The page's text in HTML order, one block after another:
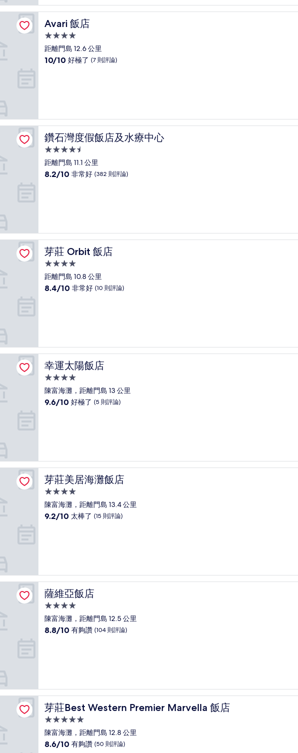
極
(363
則
評
論)
Avari 飯店
Avari 飯店
4.0
星
級
距離門島 12.6 公里
10.0
極
了，
(7
則
評
論)
10/10 好極了 (7 則評論)
鑽石灣度假飯店及水療中心
鑽石灣度假飯店及水療中心
4.5
星
級
距離門島 11.1 公里
8.2
常
好，
(382
則
評
論)
8.2/10 非常好 (382 則評論)
芽莊 Orbit 飯店
芽莊 Orbit 飯店
4.0
星
級
距離門島 10.8 公里
8.4
常
好，
(10
則
評
論)
8.4/10 非常好 (10 則評論)
幸運太陽飯店
幸運太陽飯店
4.0
星
級
陳富海灘，距離門島 13 公里
9.6
極
了，
(5
則
評
論)
9.6/10 好極了 (5 則評論)
芽莊美居海灘飯店
芽莊美居海灘飯店
4.0
星
級
陳富海灘，距離門島 13.4 公里
9.2
棒
了，
(15
則
評
論)
9.2/10 太棒了 (15 則評論)
薩維亞飯店
薩維亞飯店
4.0
星
級
陳富海灘，距離門島 12.5 公里
8.8
夠
讚，
(104
則
評
論)
8.8/10 有夠讚 (104 則評論)
芽莊Best Western Premier Marvella 飯店
芽莊Best Western Premier Marvella 飯店
5.0
星
級
陳富海灘，距離門島 12.8 公里
8.6
8.6/10 有夠讚 (50 則評論)